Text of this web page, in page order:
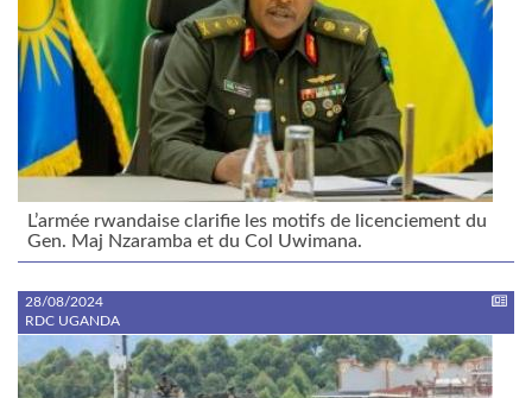
L’armée rwandaise clarifie les motifs de licenciement du
Gen. Maj Nzaramba et du Col Uwimana.
28/08/2024
RDC UGANDA